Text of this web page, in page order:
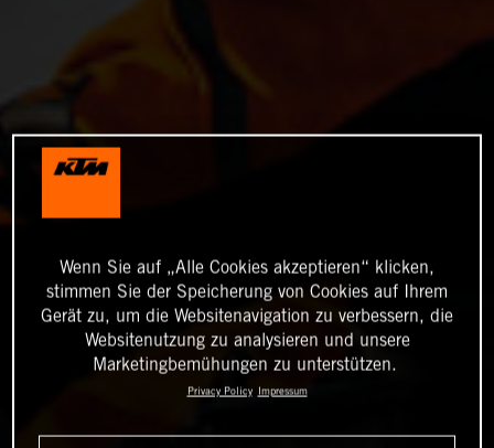
Wenn Sie auf „Alle Cookies akzeptieren“ klicken,
stimmen Sie der Speicherung von Cookies auf Ihrem
Gerät zu, um die Websitenavigation zu verbessern, die
Websitenutzung zu analysieren und unsere
Marketingbemühungen zu unterstützen.
Privacy Policy Impressum